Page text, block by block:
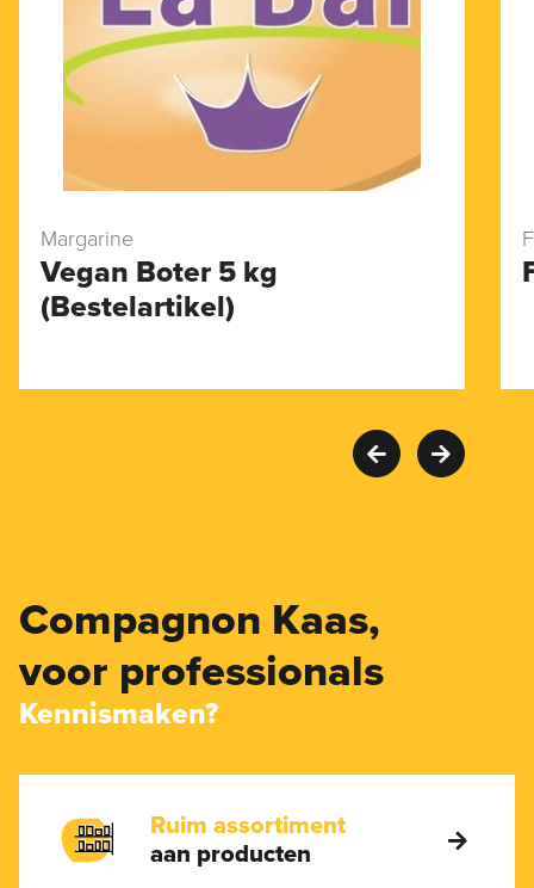
Margarine
Vegan Boter 5 kg
(Bestelartikel)
Compagnon Kaas,
voor professionals
Kennismaken?
Ruim assortiment
aan producten